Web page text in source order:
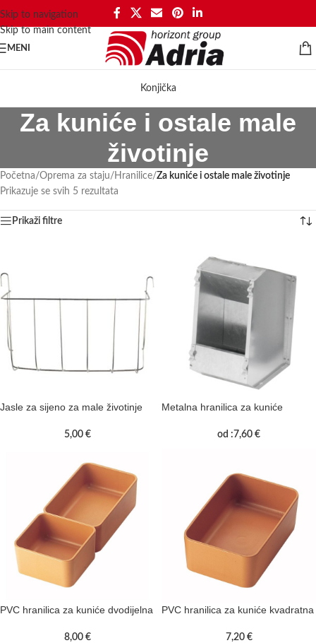
Skip to navigation
Skip to main content
MENI
Konjička
Za kuniće i ostale male
životinje
Početna/Oprema za staju/ Hranilice/Za kuniće i ostale male životinje
Prikazuje se svih 5 rezultata
Prikaži filtre
Jasle za sijeno za male životinje
5,00 €
Metalna hranilica za kuniće
od :7,60 €
PVC hranilica za kuniće dvodijelna
8,00 €
PVC hranilica za kuniće kvadratna
7,20 €